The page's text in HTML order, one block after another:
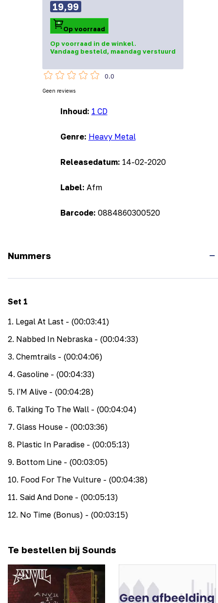
Inhoud: 1 CD
Genre: Heavy Metal
Releasedatum: 14-02-2020
Label: Afm
Barcode: 0884860300520
19,99
Op voorraad
Op voorraad in de winkel.
Vandaag besteld, maandag verstuurd
0.0
Geen reviews
Nummers
Set 1
1. Legal At Last - (00:03:41)
2. Nabbed In Nebraska - (00:04:33)
3. Chemtrails - (00:04:06)
4. Gasoline - (00:04:33)
5. I'M Alive - (00:04:28)
6. Talking To The Wall - (00:04:04)
7. Glass House - (00:03:36)
8. Plastic In Paradise - (00:05:13)
9. Bottom Line - (00:03:05)
10. Food For The Vulture - (00:04:38)
11. Said And Done - (00:05:13)
12. No Time (Bonus) - (00:03:15)
Te bestellen bij Sounds